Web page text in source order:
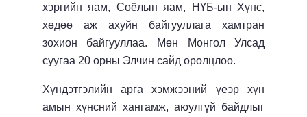
хэргийн яам, Соёлын яам, НҮБ-ын Хүнс,
хөдөө аж ахуйн байгууллага хамтран
зохион байгууллаа. Мөн Монгол Улсад
суугаа 20 орны Элчин сайд оролцлоо.
Хүндэтгэлийн арга хэмжээний үеэр хүн
амын хүнсний хангамж, аюулгүй байдлыг